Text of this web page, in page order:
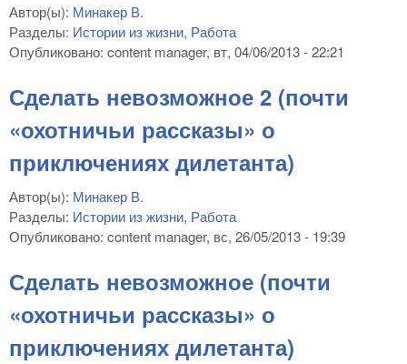
Автор(ы): Минакер В.
Разделы: Истории из жизни, Работа
Опубликовано: content manager, вт, 04/06/2013 - 22:21
Сделать невозможное 2 (почти
«охотничьи рассказы» о
приключениях дилетанта)
Автор(ы): Минакер В.
Разделы: Истории из жизни, Работа
Опубликовано: content manager, вс, 26/05/2013 - 19:39
Сделать невозможное (почти
«охотничьи рассказы» о
приключениях дилетанта)